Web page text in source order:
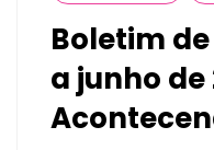
Boletim
a junho de